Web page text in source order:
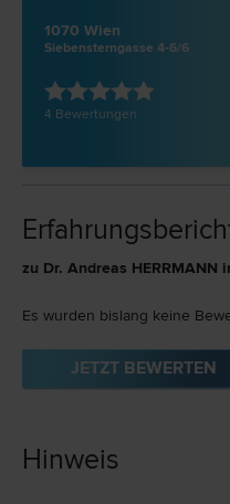
1070 Wien
Siebensterngasse 4-6/6
4 Bewertungen
zu Dr. Andreas HERRMANN
Es wurden bislang keine
JETZT BEWERTEN
Hinweis